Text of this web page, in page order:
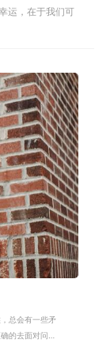
运，在于我们可
总会有一些矛
的去面对问